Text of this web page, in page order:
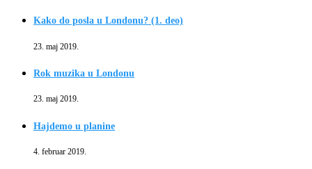
Kako do posla u Londonu? (1. deo)
23. maj 2019.
Rok muzika u Londonu
23. maj 2019.
Hajdemo u planine
4. februar 2019.